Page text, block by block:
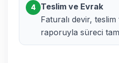
4
Teslim ve Evrak
Faturalı devir, teslim
raporuyla süreci